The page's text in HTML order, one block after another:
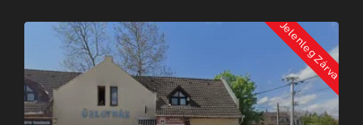
Jelenleg Zárva